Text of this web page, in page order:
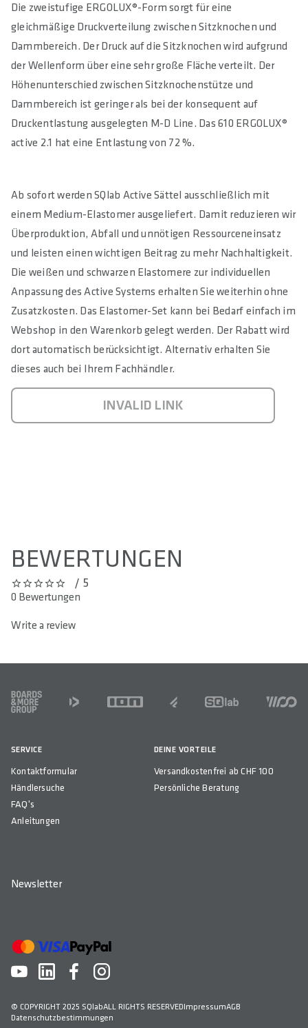
Die zweistufige ERGOLUX®-Form sorgt für eine
gleichmäßige Druckverteilung zwischen Sitzknochen und
Dammbereich. Der Druck auf die Sitzknochen wird aufgrund
der Wellenform über eine sehr große Fläche verteilt. Der
Höhenunterschied zwischen Sitzknochenstütze und
Dammbereich ist geringer als bei der konsequent auf
Druckentlastung ausgelegten M-D Line. Das 610 ERGOLUX®
active 2.1 hat eine Entlastung von 72 %.
Ab sofort werden SQlab Active Sättel ausschließlich mit
einem Medium-Elastomer ausgeliefert. Damit reduzieren wir
Überproduktion, Abfall und unnötigen Ressourceneinsatz
und leisten einen wichtigen Beitrag zu mehr Nachhaltigkeit.
Die weißen und schwarzen Elastomere zur individuellen
Anpassung des Active Systems erhalten Sie weiterhin ohne
Zusatzkosten. Das Elastomer-Set kann bei Bedarf einfach im
Webshop in den Warenkorb gelegt werden. Der Rabatt wird
dort automatisch berücksichtigt. Alternativ erhalten Sie
dieses auch bei Ihrem Fachhändler.
INVALID LINK
BEWERTUNGEN
0 out of 5 stars/ 5
0 Bewertungen
Write a review
FOOTER
SERVICE
Kontaktformular
Händlersuche
FAQ's
Anleitungen
DEINE VORTEILE
Versandkostenfrei ab CHF 100
Persönliche Beratung
Newsletter
© COPYRIGHT 2025 SQlabALL RIGHTS RESERVEDImpressumAGB
Datenschutzbestimmungen